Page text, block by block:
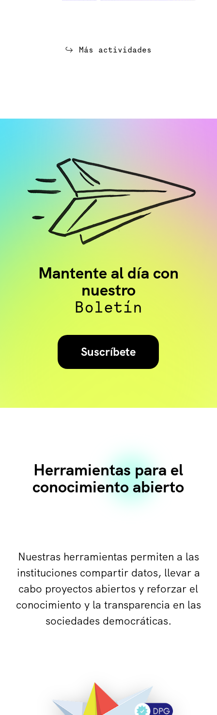
Más actividades
Mantente al día con
nuestro
Boletín
Suscríbete
Herramientas para el
conocimiento abierto
Nuestras herramientas permiten a las
instituciones compartir datos, llevar a
cabo proyectos abiertos y reforzar el
conocimiento y la transparencia en las
sociedades democráticas.